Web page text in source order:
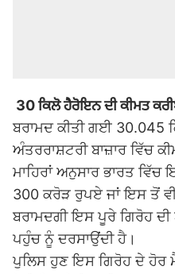
30 ਕਿਲੋ ਹੈਰੋਇਨ ਦੀ ਕੀਮਤ
ਬਰਾਮਦ ਕੀਤੀ ਗਈ 30.045
ਅੰਤਰਰਾਸ਼ਟਰੀ ਬਾਜ਼ਾਰ ਵਿੱਚ
ਮਾਹਿਰਾਂ ਅਨੁਸਾਰ ਭਾਰਤ
300 ਕਰੋੜ ਰੁਪਏ ਜਾਂ ਇਸ ਤੋਂ
ਬਰਾਮਦਗੀ ਇਸ ਪੂਰੇ ਗਿਰੋਹ
ਪਹੁੰਚ ਨੂੰ ਦਰਸਾਉਂਦੀ ਹੈ।
ਪੁਲਿਸ ਹੁਣ ਇਸ ਗਿਰੋਹ ਦੇ ਹੋਰ